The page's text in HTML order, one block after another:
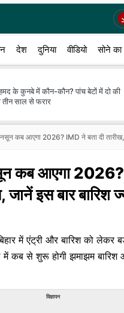
देश दुनिया वीडियो सोने का
के कुनबे में कौन-कौन? पांच बेटों में दो की
तीन साल से फरार
कब आएगा 2026? IMD ने बता दी तारीख,
कब आएगा
जानें इस बार बारिश
में एंट्री और बारिश को लेकर
कब से शुरू होगी झमाझम बारिश
विज्ञापन